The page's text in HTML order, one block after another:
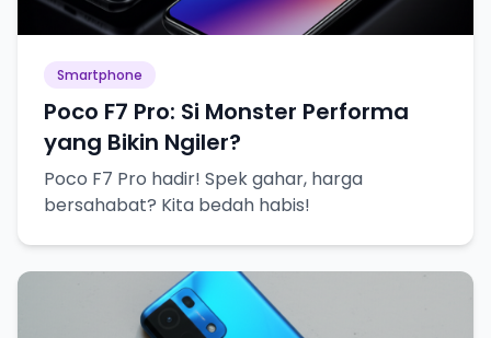
Smartphone
Poco F7 Pro: Si Monster Performa
yang Bikin Ngiler?
Poco F7 Pro hadir! Spek gahar, harga
bersahabat? Kita bedah habis!